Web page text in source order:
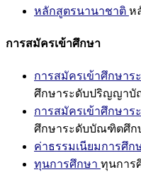
หลักสูตรนานาชาติ ห
การสมัครเข้าศึกษา
การสมัครเข้าศึกษา
ศึกษาระดับปริญญา
การสมัครเข้าศึกษา
ศึกษาระดับบัณฑิตศึก
ค่าธรรมเนียมการศึก
ทุนการศึกษา ทุนการ